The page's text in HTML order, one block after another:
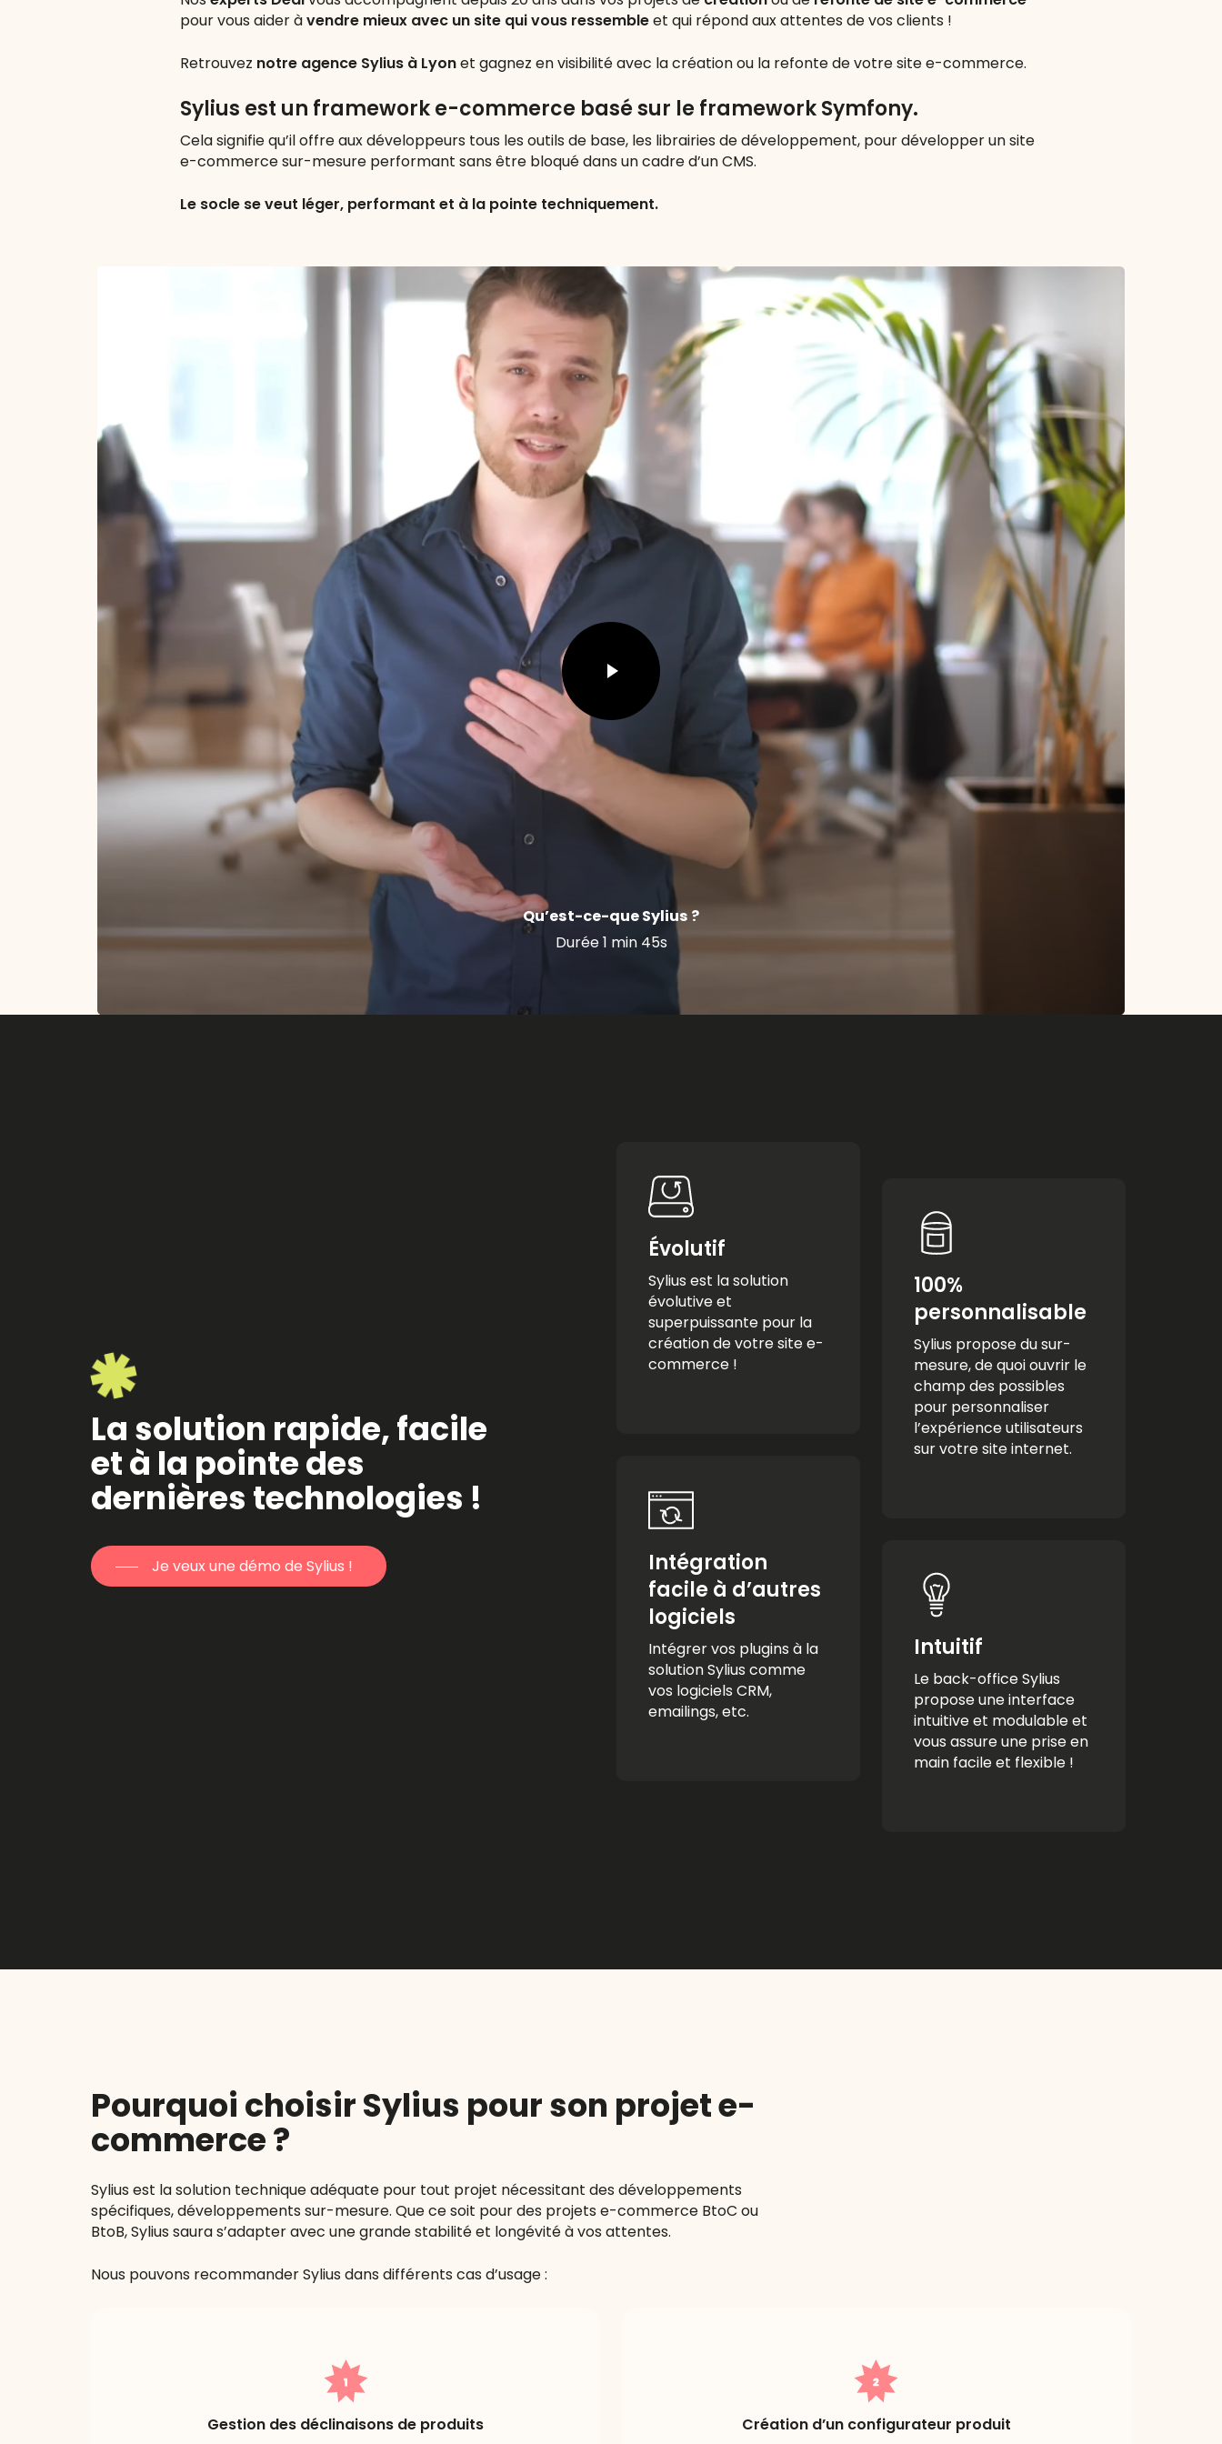
pour vous aider àvendre mieux avec un site qui vous ressembleet qui répond aux attentes de vos clients !
Retrouvez notre agence Sylius à Lyonet gagnez en visibilité avec la création ou la refonte de votre site e-commerce.
Sylius est un framework e-commerce basé sur le framework Symfony.
Cela signifie qu’il offre aux développeurs tous les outils de base, les librairies de développement, pour développer un site
e-commerce sur-mesure performant sans être bloqué dans un cadre d’un CMS.
Le socle se veut léger, performant et à la pointe techniquement.
Qu’est-ce-que Sylius ?
Durée 1 min 45s
La solution rapide, facile
et à la pointe des
dernières technologies !
Je veux une démo de Sylius !
Évolutif
Sylius est la solution
évolutive et
superpuissante pour la
création de votre site e-
commerce !
Intégration
facile à d’autres
logiciels
Intégrer vos plugins à la
solution Sylius comme
vos logiciels CRM,
emailings, etc.
100%
personnalisable
Sylius propose du sur-
mesure, de quoi ouvrir le
champ des possibles
pour personnaliser
l’expérience utilisateurs
sur votre site internet.
Intuitif
Le back-office Sylius
propose une interface
intuitive et modulable et
vous assure une prise en
main facile et flexible !
Pourquoi choisir Sylius pour son projet e-
commerce ?
Sylius est la solution technique adéquate pour tout projet nécessitant des développements
spécifiques, développements sur-mesure. Que ce soit pour des projets e-commerce BtoC ou
BtoB, Sylius saura s’adapter avec une grande stabilité et longévité à vos attentes.
Nous pouvons recommander Sylius dans différents cas d’usage :
Gestion des déclinaisons de produits Création d’un configurateur produit